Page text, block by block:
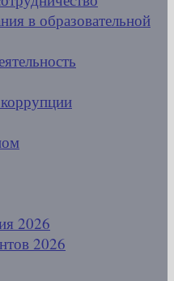
в образовательной
2026
2026